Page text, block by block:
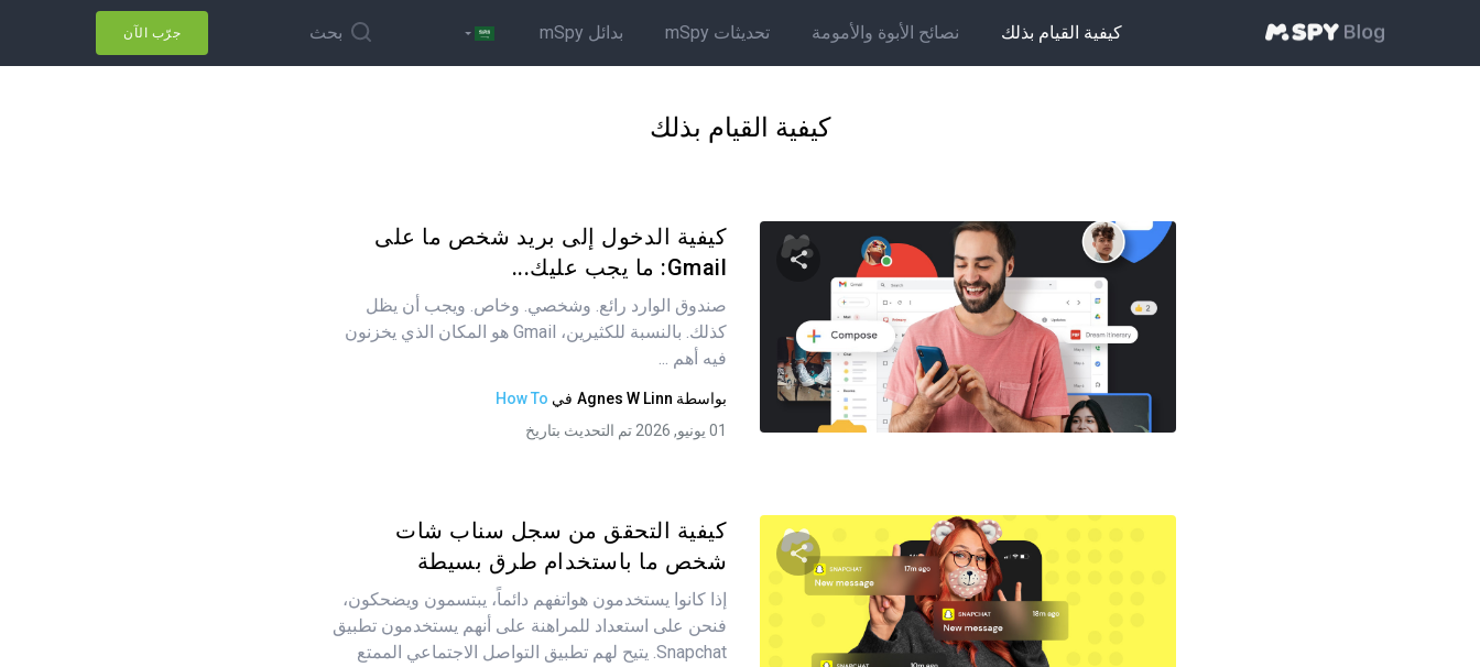
كيفية القيام بذلك نصائح الأبوة والأمومة تحديثات mSpy بدائل mSpy بحث جرّب الآن
كيفية القيام بذلك
شارك هذه المقالة
فيسبوك نسخ الرابط
كيفية الدخول إلى بريد شخص ما على
Gmail: ما يجب عليك...
صندوق الوارد رائع. وشخصي. وخاص. ويجب أن يظل
كذلك. بالنسبة للكثيرين، Gmail هو المكان الذي يخزنون
فيه أهم ...
بواسطة Agnes W Linn في How To
01 يونيو, 2026 تم التحديث بتاريخ
شارك هذه المقالة
كيفية التحقق من سجل سناب شات
شخص ما باستخدام طرق بسيطة
إذا كانوا يستخدمون هواتفهم دائماً، يبتسمون ويضحكون،
فنحن على استعداد للمراهنة على أنهم يستخدمون تطبيق
Snapchat. يتيح لهم تطبيق التواصل الاجتماعي الممتع